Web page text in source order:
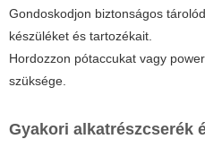
Gondoskodjon biztonságos
készüléket és tartozékait.
Hordozzon pótaccukat vagy
szüksége.
Gyakori alkatrészcserék